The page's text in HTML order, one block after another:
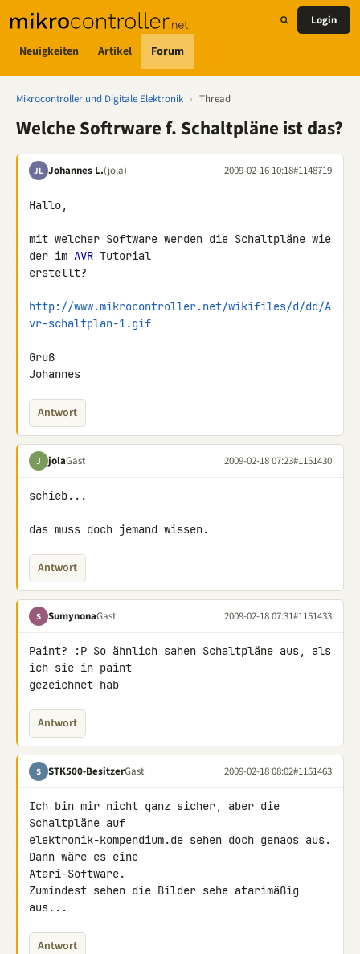
Neuigkeiten Artikel Forum
Login
Mikrocontroller und Digitale Elektronik › Thread
Welche Softrware f. Schaltpläne ist das?
JL Johannes L.(jola) 2009-02-16 10:18#1148719
Hallo,
mit welcher Software werden die Schaltpläne wie
der im AVR Tutorial
erstellt?
http://www.mikrocontroller.net/wikifiles/d/dd/A
vr-schaltplan-1.gif
Gruß
Johannes
Antwort
J jolaGast 2009-02-18 07:23#1151430
schieb...
das muss doch jemand wissen.
Antwort
S SumynonaGast 2009-02-18 07:31#1151433
Paint? :P So ähnlich sahen Schaltpläne aus, als
ich sie in paint
gezeichnet hab
Antwort
S STK500-BesitzerGast 2009-02-18 08:02#1151463
Ich bin mir nicht ganz sicher, aber die
Schaltpläne auf
elektronik-kompendium.de sehen doch genaos aus.
Dann wäre es eine
Atari-Software.
Zumindest sehen die Bilder sehe atarimäßig
aus...
Antwort